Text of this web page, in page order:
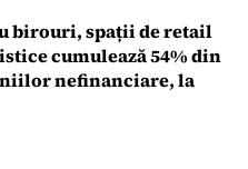
birouri, spații de retail
cumulează 54% din
nefinanciare, la